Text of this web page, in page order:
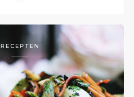
RECEPTEN